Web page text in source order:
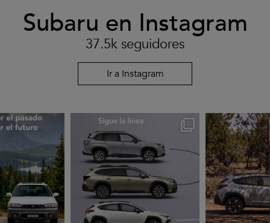
Subaru en Instagram
37.5k seguidores
Ir a Instagram
3
subarues